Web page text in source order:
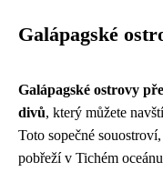
Galápagské
Galápagské ostrovy
divů, který můžete
Toto sopečné
pobřeží v Tichém